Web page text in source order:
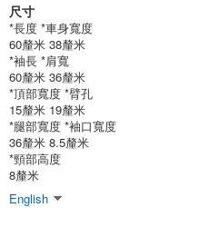
尺寸
*長度 *車身寬度
60釐米 38釐米
*袖長 *肩寬
60釐米 36釐米
*頂部寬度 *臂孔
15釐米 19釐米
*腿部寬度 *袖口寬度
36釐米 8.5釐米
*頸部高度
8釐米
English